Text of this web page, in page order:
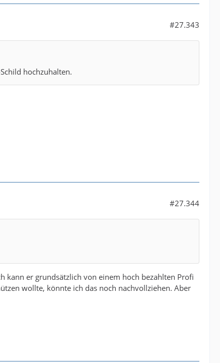
#27.343
hochzuhalten.
#27.344
kann er grundsätzlich von einem hoch bezahlten Profi
wollte, könnte ich das noch nachvollziehen. Aber